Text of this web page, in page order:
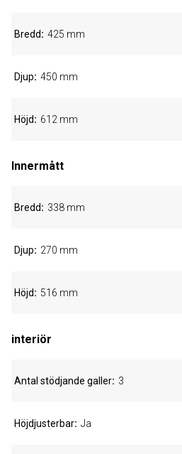
Bredd 425 mm
Djup 450 mm
Höjd 612 mm
Innermått
Bredd 338 mm
Djup 270 mm
Höjd 516 mm
interiör
Antal stödjande galler 3
Höjdjusterbar Ja